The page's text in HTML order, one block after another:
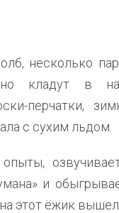
несколько
кладут в
перчатки,
с сухим льдом.
и
этот ёжик вышел.